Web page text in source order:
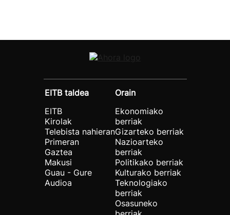
EITB taldea
EITB
Kirolak
Telebista nahieran
Primeran
Gaztea
Makusi
Guau - Gure
Audioa
Orain
Ekonomiako
berriak
Gizarteko berriak
Nazioarteko
berriak
Politikako berriak
Kulturako berriak
Teknologiako
berriak
Osasuneko